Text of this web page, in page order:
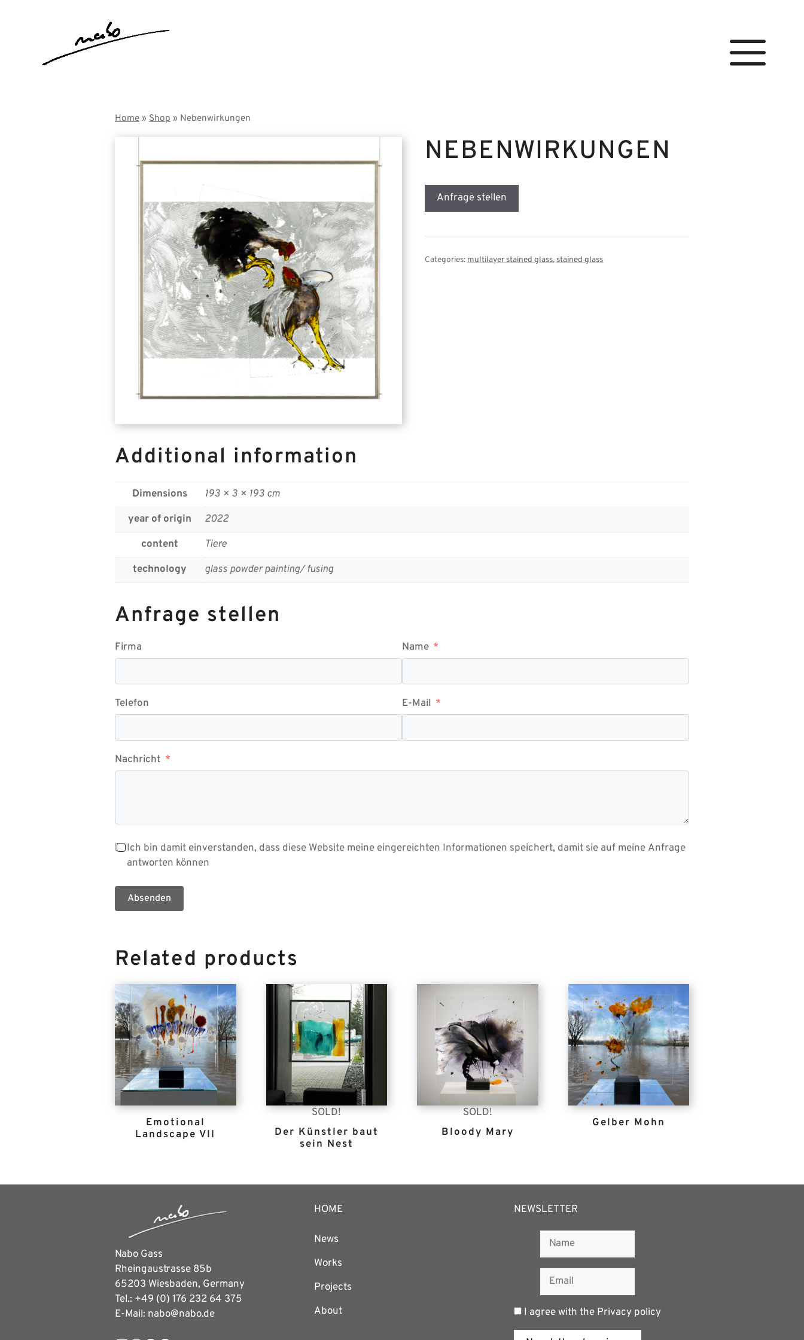
Home » Shop » Nebenwirkungen
NEBENWIRKUNGEN
Anfrage stellen
Categories: multilayer stained glass,stained glass
Additional information
Dimensions
193 × 3 × 193 cm
year of origin
2022
content
Tiere
technology
glass powder painting/ fusing
Anfrage stellen
Firma Name
Telefon E-Mail
Nachricht
Ich bin damit einverstanden, dass diese Website meine eingereichten Informationen speichert, damit sie auf meine Anfrage
antworten können
Absenden
Related products
Emotional
Landscape VII
SOLD!
Der Künstler baut
sein Nest
SOLD!
Bloody Mary
Gelber Mohn
Nabo Gass
Rheingaustrasse 85b
65203 Wiesbaden, Germany
Tel.: +49 (0) 176 232 64 375
E-Mail: nabo@nabo.de
HOME
News
Works
Projects
About
NEWSLETTER
I agree with the Privacy policy